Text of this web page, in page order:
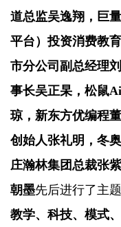
道总监吴逸翔， 巨
平台）投资消费教
市分公司副总经理
事长吴正杲，松鼠
琼，新东方优编程
创始人张礼明，冬
庄瀚林集团总裁张
朝墨先后进行了主
教学、科技、模式